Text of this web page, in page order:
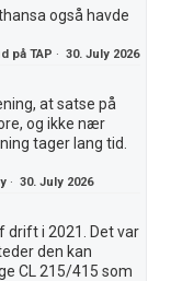
også havde
på TAP ·30. July 2026
at satse på
og ikke nær
tager lang tid.
·30. July 2026
drift i 2021. Det var
den kan
CL 215/415 som